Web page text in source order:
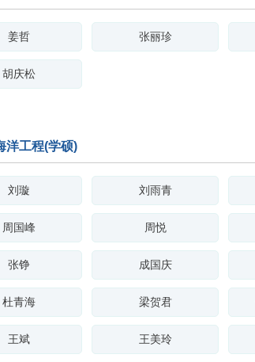
姜哲 张丽珍
胡庆松
洋工程(学硕)
刘璇 刘雨青
周国峰 周悦
张铮 成国庆
杜青海 梁贺君
王斌 王美玲